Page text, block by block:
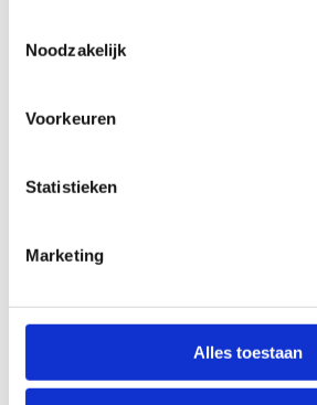
Noodzakelijk
Voorkeuren
Statistieken
Marketing
Alles toestaan
De ICAROS Lightning
innovatieve trainingssysteem is
core-stabiliteit, coördinatie en
meeslepende virtuele werelden.
✔ Geschikt voor iedereen vanaf
✔ Maakt trainenleuk en
✔ Ideaal voor zowelbeginners